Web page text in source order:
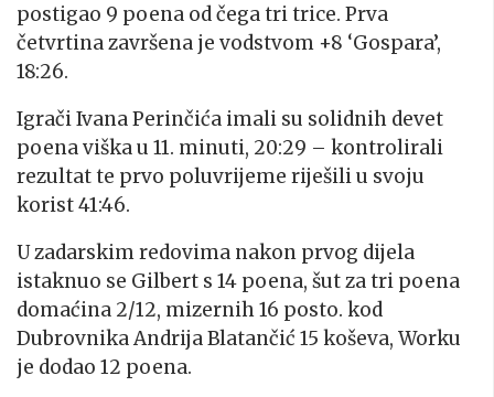
postigao 9 poena od čega tri trice. Prva
četvrtina završena je vodstvom +8 ‘Gospara’,
18:26.
Igrači Ivana Perinčića imali su solidnih devet
poena viška u 11. minuti, 20:29 – kontrolirali
rezultat te prvo poluvrijeme riješili u svoju
korist 41:46.
U zadarskim redovima nakon prvog dijela
istaknuo se Gilbert s 14 poena, šut za tri poena
domaćina 2/12, mizernih 16 posto. kod
Dubrovnika Andrija Blatančić 15 koševa, Worku
je dodao 12 poena.